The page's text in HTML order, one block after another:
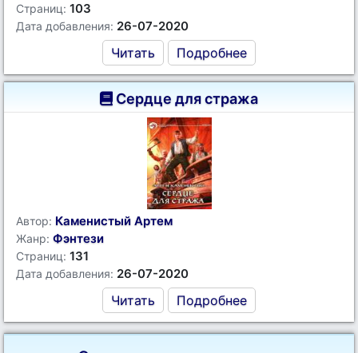
Страниц: 103
Дата добавления: 26-07-2020
Читать Подробнее
Сердце для стража
Автор: Каменистый Артем
Жанр: Фэнтези
Страниц: 131
Дата добавления: 26-07-2020
Читать Подробнее